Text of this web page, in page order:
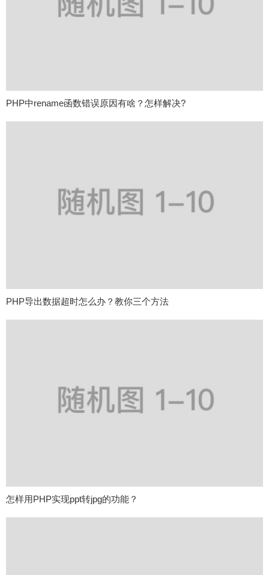
PHP中rename函数错误原因有啥？怎样解决?
PHP导出数据超时怎么办？教你三个方法
怎样用PHP实现ppt转jpg的功能？